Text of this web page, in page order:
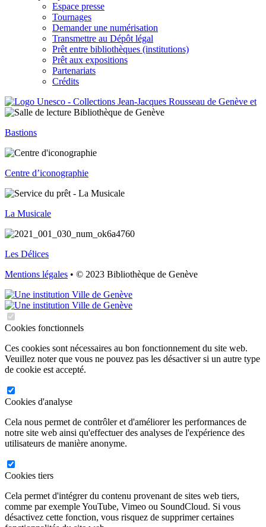
Espace presse
Tournages
Demander une numérisation
Transmettre au Dépôt légal
Prêt entre bibliothèques (institutions)
Prêt aux expositions
Partenariats
Crédits
Bastions
Centre d’iconographie
La Musicale
Les Délices
Mentions légales • © 2023 Bibliothèque de Genève
Cookies fonctionnels
Ces cookies sont nécessaires au bon fonctionnement du site web.
Veuillez noter que vous ne pouvez pas les désactiver si un autre type
de cookie est accepté.
Cookies d'analyse
Cela nous permet de contrôler et d'améliorer les performances de
notre site web ainsi qu'effectuer des analyses de l'expérience des
utilisateurs de manière anonyme.
Cookies tiers
Cela permet d'intégrer du contenu provenant de sites web tiers,
comme par exemple YouTube, Vimeo ou SoundCloud. Si vous
désactivez cette fonction, vous risquez de supprimer certaines